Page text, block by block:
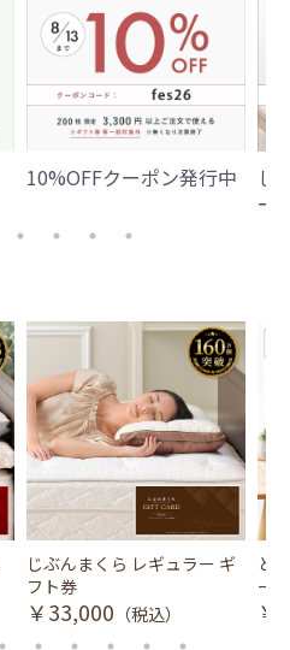
10%OFFクーポン発行中
じ
ー
じぶんまくら レギュラー ギ
フト券
￥33,000 （税込）
と
ース
￥